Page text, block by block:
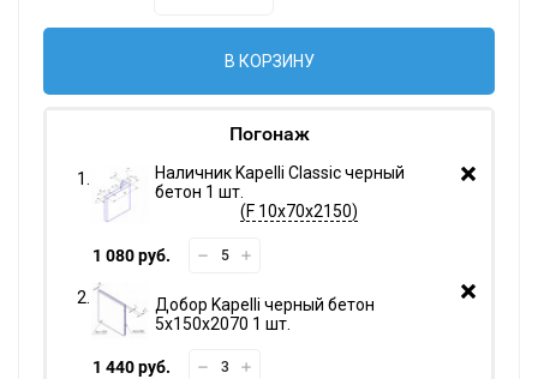
В КОРЗИНУ
Погонаж
Наличник Kapelli Classic черный
бетон 1 шт.
F 10х70х2150
1 080 руб.
Добор Kapelli черный бетон
5х150х2070 1 шт.
1 440 руб.